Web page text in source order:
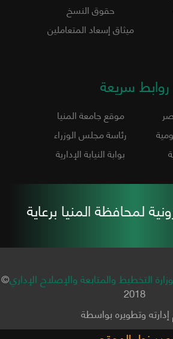
حقوق النسخ
ميثاق إسعاد المتعاملين
روابط سريعة
موقع جامعة المنيا
رئاسة مجلس الوزراء
بوابة النيابة الإدارية
لمحافظة المنيا برعاية
التخطيط والمتابعة والإصلاح الإداري©
2018
وتطويره بواسطة